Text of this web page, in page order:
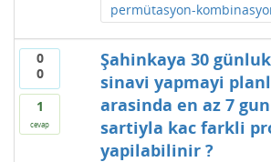
permütasyon-
0
0
1
cevap
Şahinkaya 30
sinavi yapmayi
arasinda en az 7
sartiyla kac farkli
yapilabilinir ?